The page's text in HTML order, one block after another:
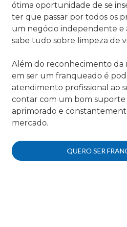
ótima oportunidade de se
ter que passar por todos os
um negócio independente
sabe tudo sobre limpeza de
Além do reconhecimento da
em ser um franqueado é
atendimento profissional ao
contar com um bom suporte
aprimorado e
mercado.
QUERO SER